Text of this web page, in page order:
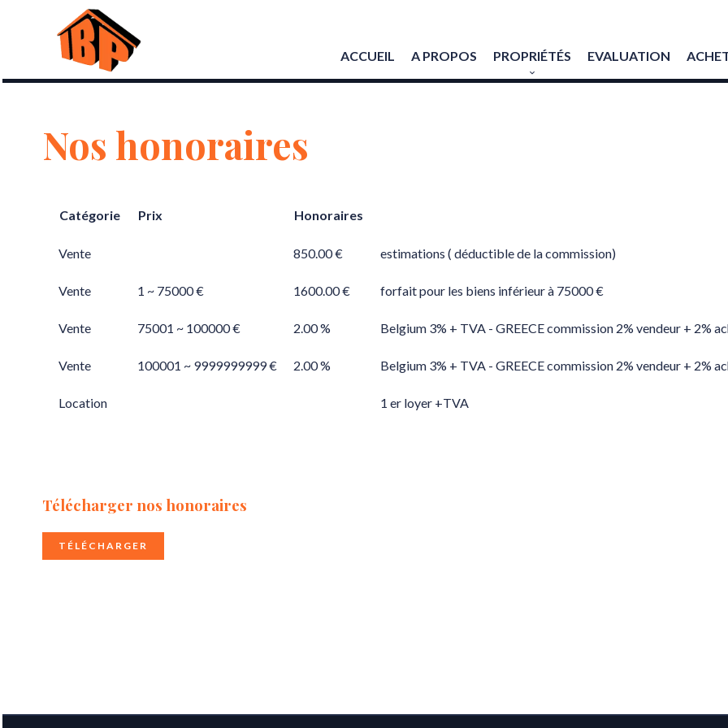
ACCUEIL A PROPOS PROPRIÉTÉS EVALUATION
Nos honoraires
Catégorie Prix Honoraires
Vente 850.00 € estimations ( déductible de la commission)
Vente 1 ~ 75000 € 1600.00 € forfait pour les biens inférieur à 75000 €
Vente 75001 ~ 100000 € 2.00 % Belgium 3% + TVA - GREECE commission 2% vendeur + 2%
Vente 100001 ~ 9999999999 € 2.00 % Belgium 3% + TVA - GREECE commission 2% vendeur + 2%
Location 1 er loyer +TVA
Télécharger nos honoraires
TÉLÉCHARGER